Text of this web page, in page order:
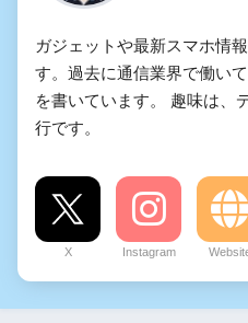
ガジェットや最新スマホ情
す。過去に通信業界で働い
を書いています。 趣味は、
行です。
X Instagram